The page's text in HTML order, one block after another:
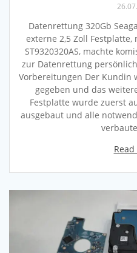
Datenrettung 320Gb
externe 2,5 Zoll Festplatte,
ST9320320AS, machte
zur Datenrettung
Vorbereitungen Der Kundin
gegeben und das
Festplatte wurde zuerst
ausgebaut und alle